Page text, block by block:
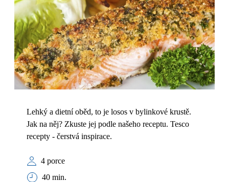
Lehký a dietní oběd, to je losos v bylinkové krustě.
Jak na něj? Zkuste jej podle našeho receptu. Tesco
recepty - čerstvá inspirace.
4 porce
40 min.